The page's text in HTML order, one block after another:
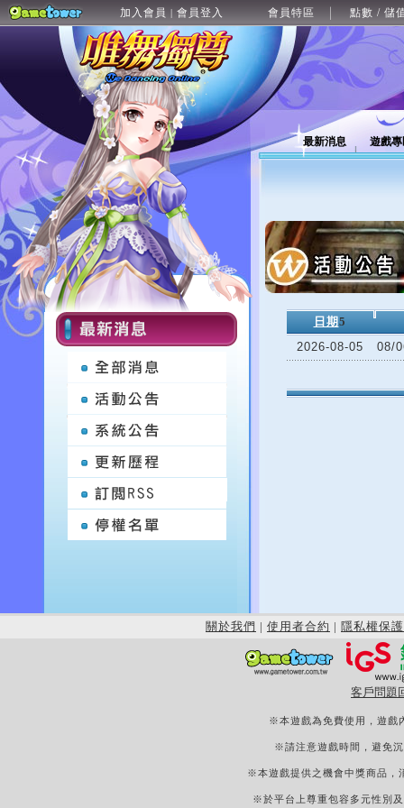
加入會員 | 會員登入 會員特區 點數 / 儲
最新消息 遊戲
日期 5
2026-08-05
08/
關於我們 | 使用者合約 | 隱私權保護
客戶問題
※本遊戲為免費使用，遊戲
※請注意遊戲時間，避免
※本遊戲提供之機會中獎商品，
※於平台上尊重包容多元性別